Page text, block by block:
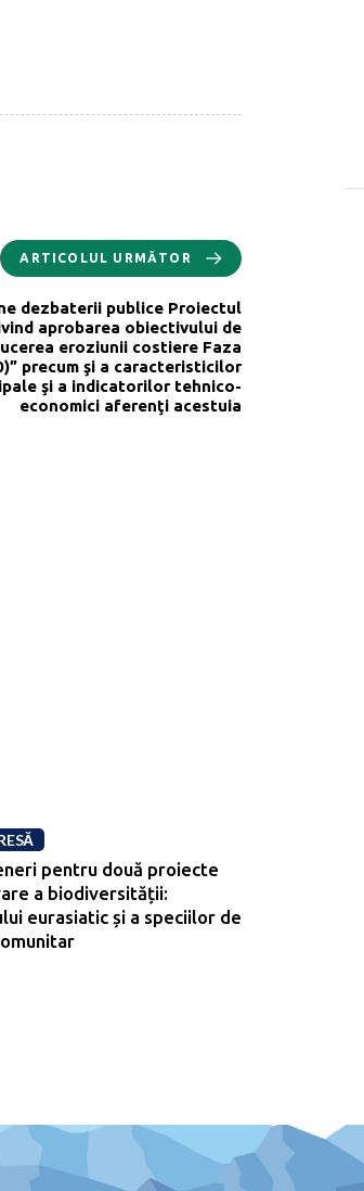
ARTICOLUL URMĂTOR
dezbaterii publice Proiectul
aprobarea obiectivului de
eroziunii costiere Faza
precum şi a caracteristicilor
şi a indicatorilor tehnico-
economici aferenţi acestuia
pentru două proiecte
a biodiversității:
eurasiatic și a speciilor de